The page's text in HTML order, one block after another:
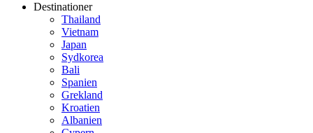
Destinationer
Thailand
Vietnam
Japan
Sydkorea
Bali
Spanien
Grekland
Kroatien
Albanien